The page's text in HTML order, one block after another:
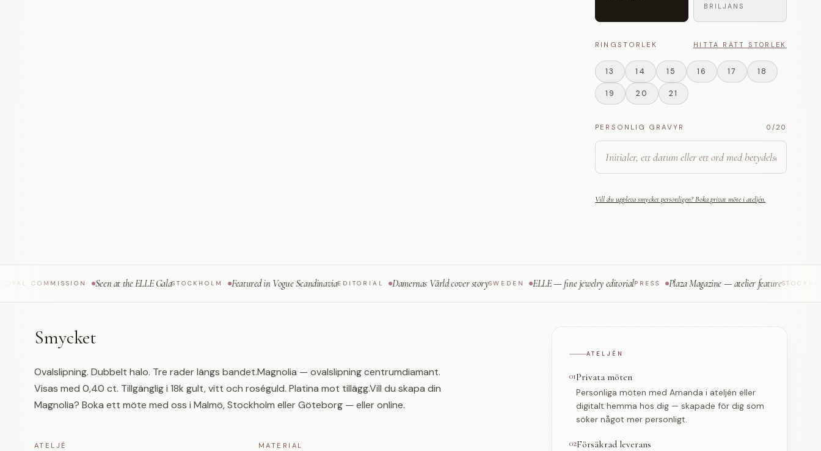
BRILJANS
RINGSTORLEK HITTA RÄTT STORLEK
13 14 15 16 17 18
19 20 21
PERSONLIG GRAVYR 0 /20
Vill du uppleva smycket personligen? Boka privat möte i ateljén.
· Seen at the ELLE GalaSTOCKHOLM · Featured in Vogue ScandinaviaEDITORIAL· Damernas Värld cover storySWEDEN· ELLE — fine jewelry editorial PRESS· Plaza Magazine — atelier featureSTOCKHOLM
Smycket
Ovalslipning. Dubbelt halo. Tre rader längs bandet.Magnolia — ovalslipning centrumdiamant.
Visas med 0,40 ct. Tillgänglig i 18k gult, vitt och roséguld. Platina mot tillägg.Vill du skapa din
Magnolia? Boka ett möte med oss i Malmö, Stockholm eller Göteborg — eller online.
ATELJÉ MATERIAL
ATELJÉN
01Privata möten
Personliga möten med Amanda i ateljén eller
digitalt hemma hos dig — skapade för dig som
söker något mer personligt.
02Försäkrad leverans